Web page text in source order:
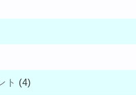
ト (4)